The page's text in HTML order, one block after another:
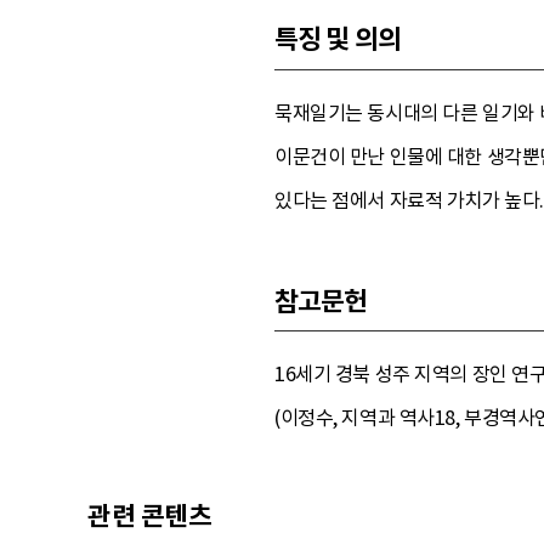
특징 및 의의
묵재일기는 동시대의 다른 일기
이문건이 만난 인물에 대한 생각
있다는 점에서 자료적 가치가 높다.
참고문헌
16세기 경북 성주 지역의 장인 연
(이정수, 지역과 역사18, 부경역
관련 콘텐츠